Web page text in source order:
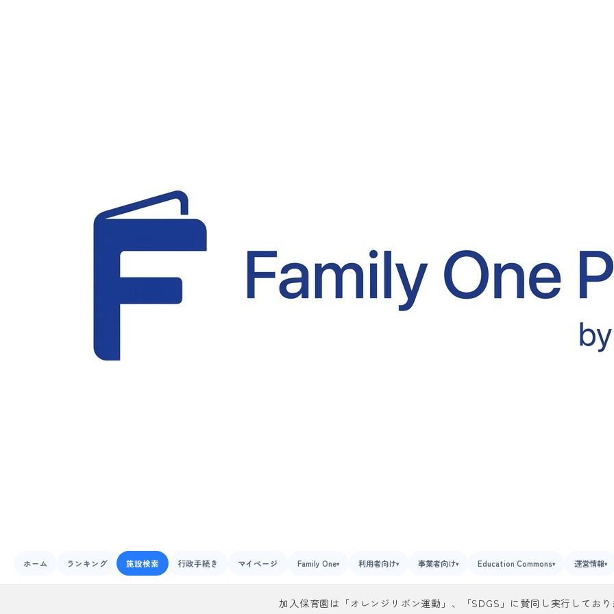
ホーム ランキング 施設検索 行政手続き マイページ Family One▾ 利用者向け▾ 事業者向け▾ Education Commons▾ 運営情報▾
加入保育園は「オレンジリボン運動」、「SDGS」に賛同し実行してお